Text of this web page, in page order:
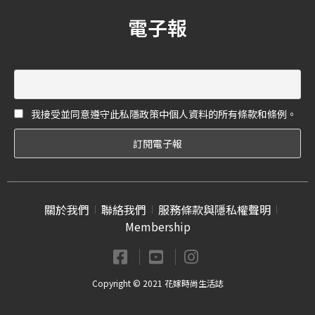
電子報
我接受並同意遵守此私隱政策中個人資料的所有條款和條例。
關於我們 聯絡我們
服務條款與隱私權聲明
Membership
Copyright © 2021 花嫁時尚生活誌